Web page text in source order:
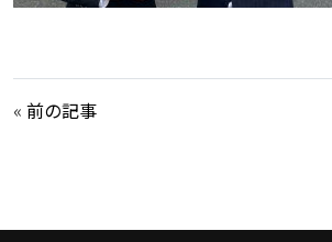
« 前の記事